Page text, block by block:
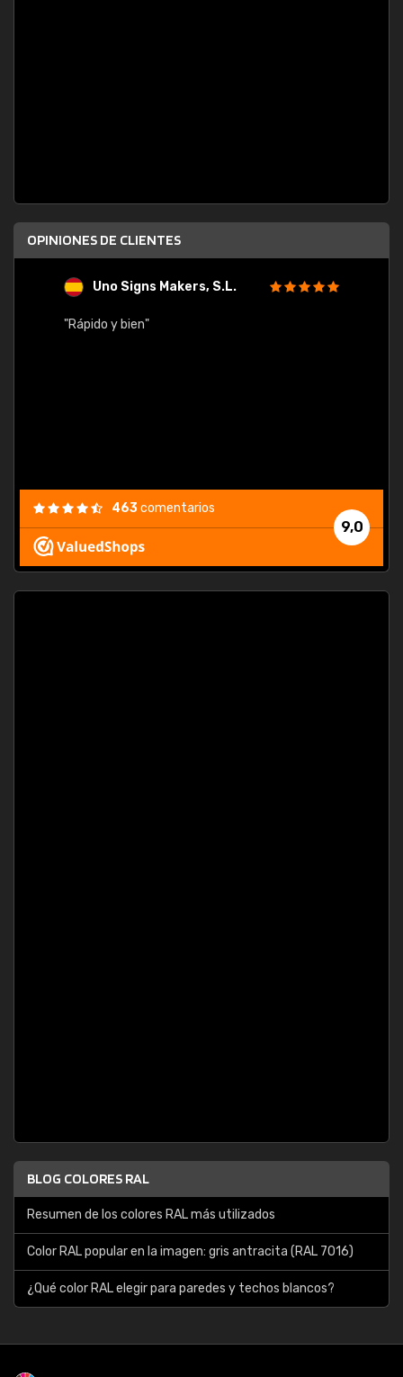
OPINIONES DE CLIENTES
Uno Signs Makers, S.L.
"Rápido y bien"
9,0
463comentarios
BLOG COLORES RAL
Resumen de los colores RAL más utilizados
Color RAL popular en la imagen: gris antracita (RAL 7016)
¿Qué color RAL elegir para paredes y techos blancos?